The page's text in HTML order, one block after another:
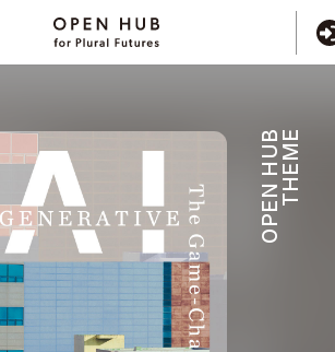
OPEN HUBTHEME